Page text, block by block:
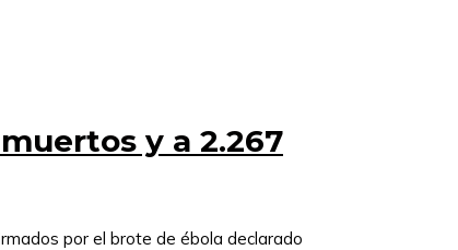
y a 2.267
por el brote de ébola declarado